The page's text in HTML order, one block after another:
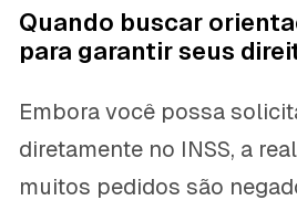
Quando buscar
para garantir seus
Embora você possa
diretamente no INSS, a
muitos pedidos são